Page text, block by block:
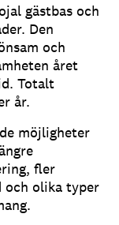
gästbas och
Den
och
året
Totalt
år.
möjligheter
fler
och olika typer